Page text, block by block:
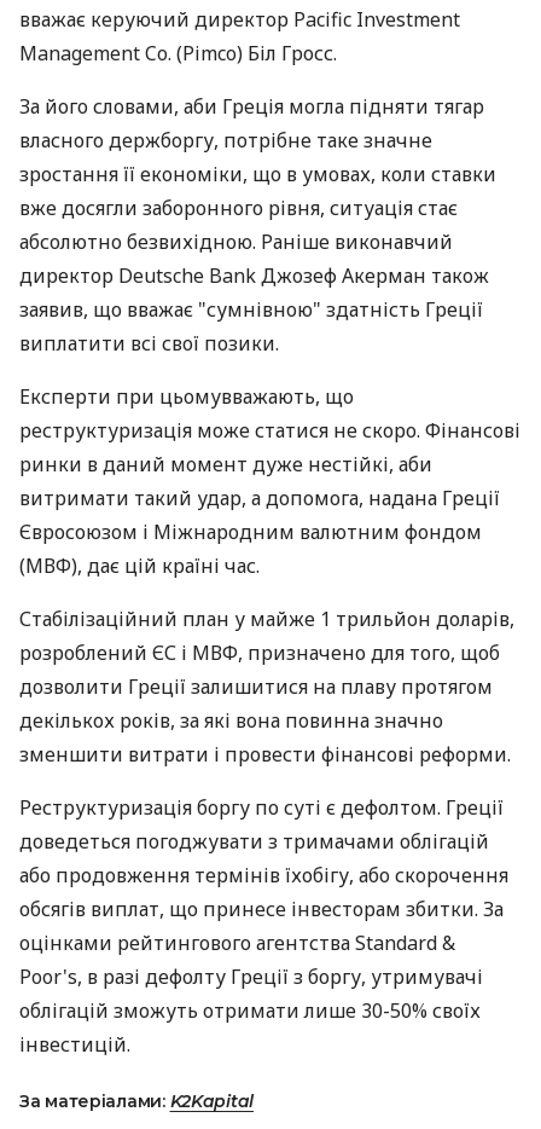
вважає керуючий директор Pacific Investment
Management Co. (Pimco) Біл Гросс.
За його словами, аби Греція могла підняти тягар
власного держборгу, потрібне таке значне
зростання її економіки, що в умовах, коли ставки
вже досягли заборонного рівня, ситуація стає
абсолютно безвихідною. Раніше виконавчий
директор Deutsche Bank Джозеф Акерман також
заявив, що вважає "сумнівною" здатність Греції
виплатити всі свої позики.
Експерти при цьомувважають, що
реструктуризація може статися не скоро. Фінансові
ринки в даний момент дуже нестійкі, аби
витримати такий удар, а допомога, надана Греції
Євросоюзом і Міжнародним валютним фондом
(МВФ), дає цій країні час.
Стабілізаційний план у майже 1 трильйон доларів,
розроблений ЄС і МВФ, призначено для того, щоб
дозволити Греції залишитися на плаву протягом
декількох років, за які вона повинна значно
зменшити витрати і провести фінансові реформи.
Реструктуризація боргу по суті є дефолтом. Греції
доведеться погоджувати з тримачами облігацій
або продовження термінів їхобігу, або скорочення
обсягів виплат, що принесе інвесторам збитки. За
оцінками рейтингового агентства Standard &
Poor's, в разі дефолту Греції з боргу, утримувачі
облігацій зможуть отримати лише 30-50% своїх
інвестицій.
За матеріалами: K2Kapital